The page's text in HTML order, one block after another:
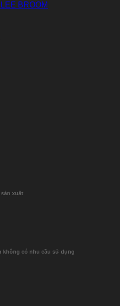
BROOM
xuất
không có nhu cầu sử dụng